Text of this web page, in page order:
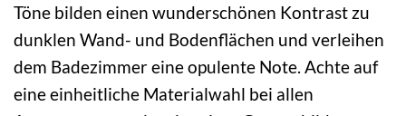
Töne bilden einen wunderschönen Kontrast zu
dunklen Wand- und Bodenflächen und verleihen
dem Badezimmer eine opulente Note. Achte auf
eine einheitliche Materialwahl bei allen